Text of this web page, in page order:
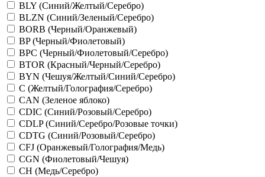
BLY (Синий/Желтый/Серебро)
BLZN (Синий/Зеленый/Серебро)
BORB (Черный/Оранжевый)
BP (Черный/Фиолетовый)
BPC (Черный/Фиолетовый/Серебро)
BTOR (Красный/Черный/Серебро)
BYN (Чешуя/Желтый/Синий/Серебро)
C (Желтый/Голография/Серебро)
CAN (Зеленое яблоко)
CDIC (Синий/Розовый/Серебро)
CDLP (Синий/Серебро/Розовые точки)
CDTG (Синий/Розовый/Серебро)
CFJ (Оранжевый/Голография/Медь)
CGN (Фиолетовый/Чешуя)
CH (Медь/Серебро)